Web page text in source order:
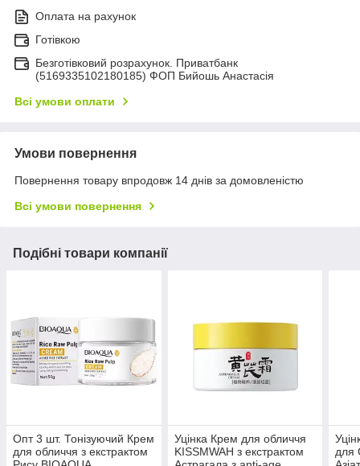
Оплата на рахунок
Готівкою
Безготівковий розрахунок. Приватбанк
(5169335102180185) ФОП Бийошь Анастасія
Всі умови оплати
Умови повернення
Повернення товару впродовж 14 днів за домовленістю
Всі умови повернення
Подібні товари компанії
Опт 3 шт. Тонізуючий Крем
для обличчя з екстрактом
Уцінка Крем для обличчя
KISSMWAH з екстрактом
для